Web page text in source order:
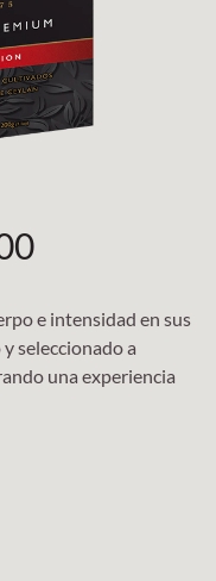
e intensidad en sus
seleccionado a
una experiencia